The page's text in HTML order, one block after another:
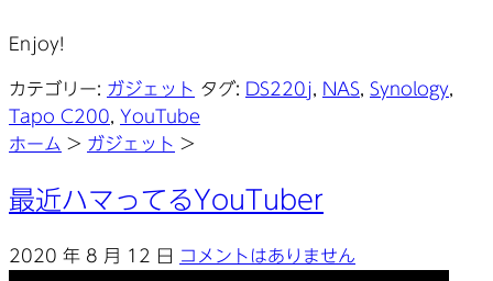
Enjoy!
カテゴリー: ガジェット タグ: DS220j NAS Synology
Tapo C200
YouTube
ホーム > ガジェット >
最近ハマってるYouTuber
2020 年 8 月 12 日 コメントはありません